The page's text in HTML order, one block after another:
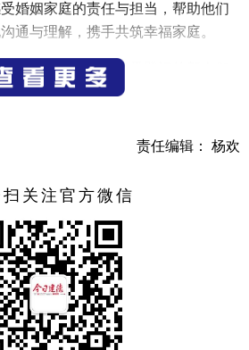
婚姻家庭的责任与担当，帮助他们
通与理解，携手共筑幸福家庭。
市文广旅体局为当天登记的新人们
内容丰富，包括2025年杭州市甜蜜
店当日携程价85折优惠以及婚宴满
能够更好地享受生活，感受建德的
的新人表示，七夕是中华民族的传
就是为了赋予婚姻特殊的意义，更
礼包，这也让他们对未来有了更好
责任编辑： 杨欢
关注官方微信